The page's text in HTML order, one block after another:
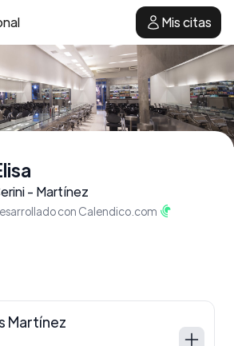
Mis citas
- Martínez
con Calendico.com
Martínez